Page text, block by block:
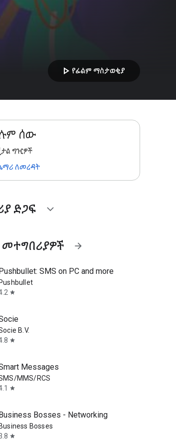
play_arrow የፊልም ማስታወቂያ
ሰው
ግዢዎች
ለመረዳት
ድጋፍ expand_more
arrow_forward
SMS on PC and more
Pushbullet
star
B.V.
star
Messages
MMS/RCS
star
Bosses - Networking
Business Bosses
star